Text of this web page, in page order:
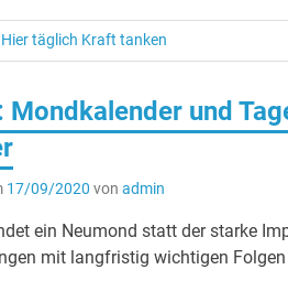
Hier täglich Kraft tanken
Mondkalender und
17/09/2020 von admin
ein Neumond statt der starke
mit langfristig wichtigen